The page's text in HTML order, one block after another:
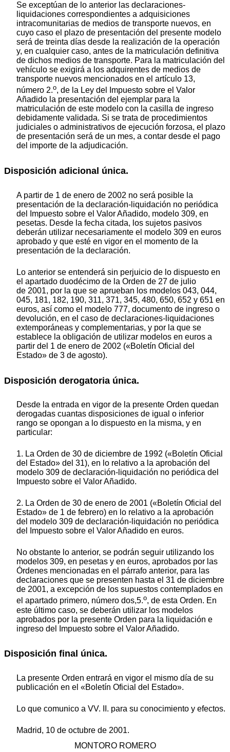
Se exceptúan de lo anterior las declaraciones-
liquidaciones correspondientes a adquisiciones
intracomunitarias de medios de transporte nuevos, en
cuyo caso el plazo de presentación del presente modelo
será de treinta días desde la realización de la operación
y, en cualquier caso, antes de la matriculación definitiva
de dichos medios de transporte. Para la matriculación del
vehículo se exigirá a los adquirentes de medios de
transporte nuevos mencionados en el artículo 13,
número 2.o, de la Ley del Impuesto sobre el Valor
Añadido la presentación del ejemplar para la
matriculación de este modelo con la casilla de ingreso
debidamente validada. Si se trata de procedimientos
judiciales o administrativos de ejecución forzosa, el plazo
de presentación será de un mes, a contar desde el pago
del importe de la adjudicación.
Disposición adicional única.
A partir de 1 de enero de 2002 no será posible la
presentación de la declaración-liquidación no periódica
del Impuesto sobre el Valor Añadido, modelo 309, en
pesetas. Desde la fecha citada, los sujetos pasivos
deberán utilizar necesariamente el modelo 309 en euros
aprobado y que esté en vigor en el momento de la
presentación de la declaración.
Lo anterior se entenderá sin perjuicio de lo dispuesto en
el apartado duodécimo de la Orden de 27 de julio
de 2001, por la que se aprueban los modelos 043, 044,
045, 181, 182, 190, 311, 371, 345, 480, 650, 652 y 651 en
euros, así como el modelo 777, documento de ingreso o
devolución, en el caso de declaraciones-liquidaciones
extemporáneas y complementarias, y por la que se
establece la obligación de utilizar modelos en euros a
partir del 1 de enero de 2002 («Boletín Oficial del
Estado» de 3 de agosto).
Disposición derogatoria única.
Desde la entrada en vigor de la presente Orden quedan
derogadas cuantas disposiciones de igual o inferior
rango se opongan a lo dispuesto en la misma, y en
particular:
1. La Orden de 30 de diciembre de 1992 («Boletín Oficial
del Estado» del 31), en lo relativo a la aprobación del
modelo 309 de declaración-liquidación no periódica del
Impuesto sobre el Valor Añadido.
2. La Orden de 30 de enero de 2001 («Boletín Oficial del
Estado» de 1 de febrero) en lo relativo a la aprobación
del modelo 309 de declaración-liquidación no periódica
del Impuesto sobre el Valor Añadido en euros.
No obstante lo anterior, se podrán seguir utilizando los
modelos 309, en pesetas y en euros, aprobados por las
Órdenes mencionadas en el párrafo anterior, para las
declaraciones que se presenten hasta el 31 de diciembre
de 2001, a excepción de los supuestos contemplados en
el apartado primero, número dos,5.o, de esta Orden. En
este último caso, se deberán utilizar los modelos
aprobados por la presente Orden para la liquidación e
ingreso del Impuesto sobre el Valor Añadido.
Disposición final única.
La presente Orden entrará en vigor el mismo día de su
publicación en el «Boletín Oficial del Estado».
Lo que comunico a VV. II. para su conocimiento y efectos.
Madrid, 10 de octubre de 2001.
MONTORO ROMERO